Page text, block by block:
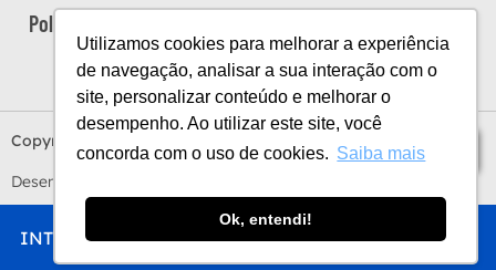
Utilizamos cookies para melhorar a experiência
de navegação, analisar a sua interação com o
site, personalizar conteúdo e melhorar o
desempenho. Ao utilizar este site, você
concorda com o uso de cookies. Saiba mais
Ok, entendi!
INTRO CHEGAR FICAR COMER FAZER
Índice
Política de cookies
Copyright Viaje na Viagem © 2026
Desenvolvido por